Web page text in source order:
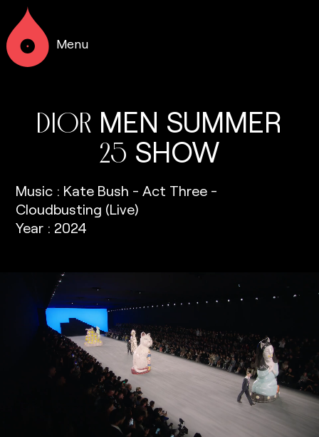
Menu
DIOR MEN SUMMER
25 SHOW
Music : Kate Bush - Act Three -
Cloudbusting (Live)
Year : 2024